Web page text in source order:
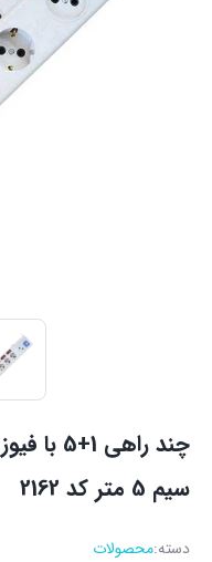
چند
سیم 5 متر کد 2162
دسته:محصولات